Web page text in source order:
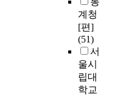
계청
[편]
(51)
서
울시
립대
학교